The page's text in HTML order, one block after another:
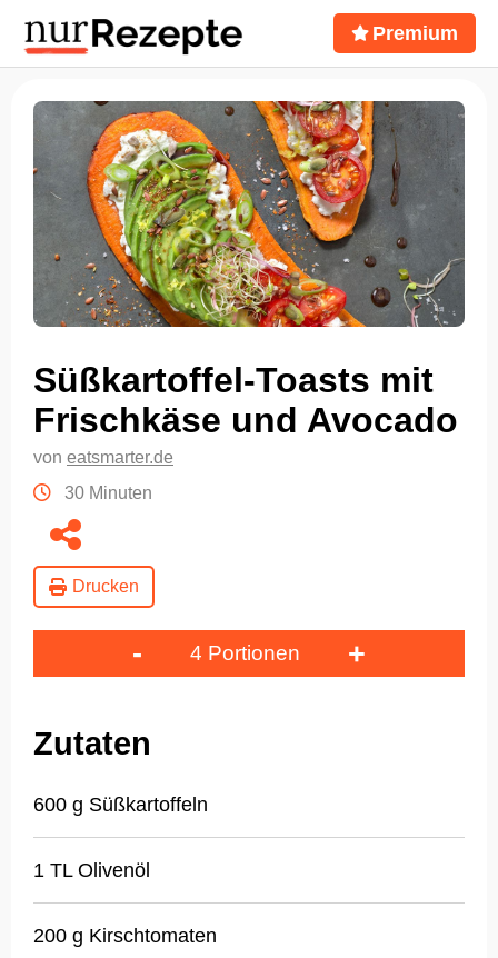
Premium
Süßkartoffel-Toasts mit
Frischkäse und Avocado
von eatsmarter.de
30 Minuten
Drucken
- 4 Portionen +
Zutaten
600 g Süßkartoffeln
1 TL Olivenöl
200 g Kirschtomaten